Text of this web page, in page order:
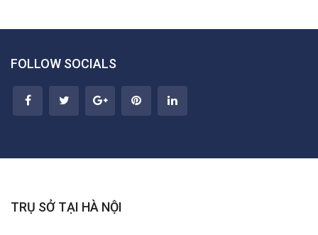
FOLLOW SOCIALS
TRỤ SỞ TẠI HÀ NỘI